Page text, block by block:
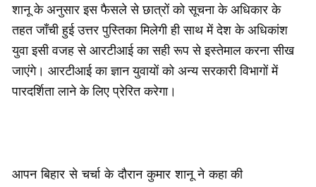
शानू के अनुसार इस फैसले से छात्रों को सूचना के अधिकार के
तहत जाँची हुई उत्तर पुस्तिका मिलेगी ही साथ में देश के अधिकांश
युवा इसी वजह से आरटीआई का सही रूप से इस्तेमाल करना सीख
जाएंगे। आरटीआई का ज्ञान युवायों को अन्य सरकारी विभागों में
पारदर्शिता लाने के लिए प्रेरित करेगा।
आपन बिहार से चर्चा के दौरान कुमार शानू ने कहा की